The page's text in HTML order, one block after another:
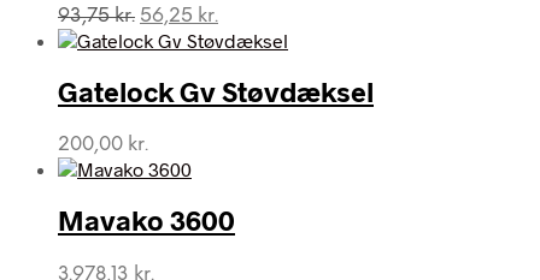
93,75kr. Den
oprindelige
var:
93,75 kr..
56,25 kr.
aktuelle
er:
56,25 kr..
Gatelock Gv Støvdæksel
200,00 kr.
Mavako 3600
3.978,13 kr.